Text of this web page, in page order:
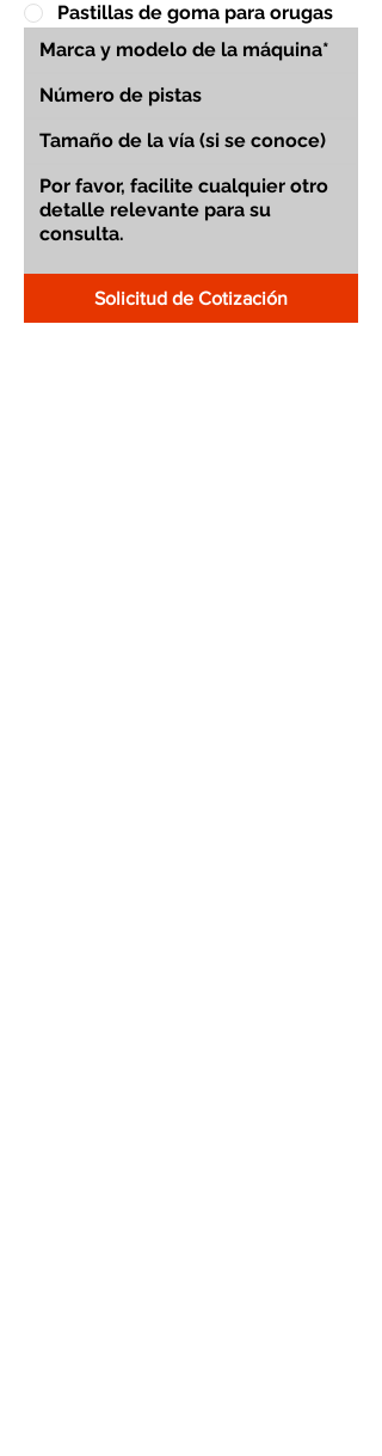
Pastillas de goma para orugas
Solicitud de Cotización